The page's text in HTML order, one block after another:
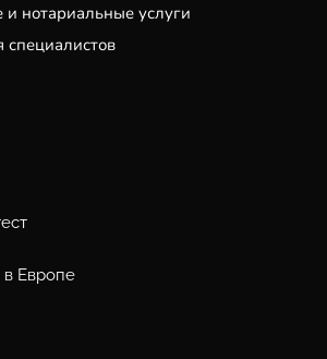
нотариальные услуги
специалистов
Европе